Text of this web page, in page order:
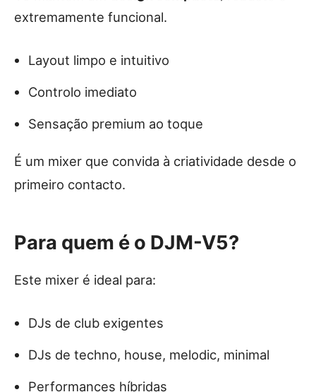
extremamente funcional.
Layout limpo e intuitivo
Controlo imediato
Sensação premium ao toque
É um mixer que convida à criatividade desde o
primeiro contacto.
Para quem é o DJM-V5?
Este mixer é ideal para:
DJs de club exigentes
DJs de techno, house, melodic, minimal
Performances híbridas